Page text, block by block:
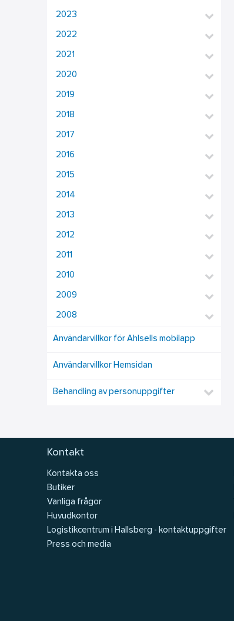
2023
2022
2021
2020
2019
2018
2017
2016
2015
2014
2013
2012
2011
2010
2009
2008
Användarvillkor för Ahlsells mobilapp
Användarvillkor Hemsidan
Behandling av personuppgifter
Kontakt
Kontakta oss
Butiker
Vanliga frågor
Huvudkontor
Logistikcentrum i Hallsberg - kontaktuppgifter
Press och media